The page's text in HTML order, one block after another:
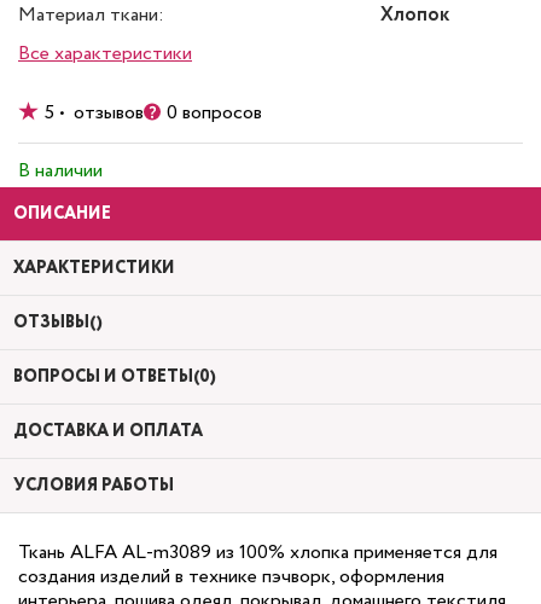
Материал ткани:
Хлопок
Все характеристики
5 • отзывов 0 вопросов
В наличии
ОПИСАНИЕ
ХАРАКТЕРИСТИКИ
ОТЗЫВЫ()
ВОПРОСЫ И ОТВЕТЫ(0)
ДОСТАВКА И ОПЛАТА
УСЛОВИЯ РАБОТЫ
Ткань ALFA AL-m3089 из 100% хлопка применяется для
создания изделий в технике пэчворк, оформления